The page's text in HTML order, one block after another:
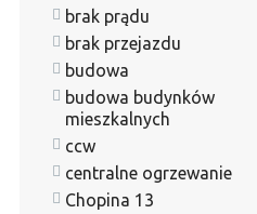
brak prądu
brak przejazdu
budowa
budowa budynków
mieszkalnych
ccw
centralne ogrzewanie
Chopina 13